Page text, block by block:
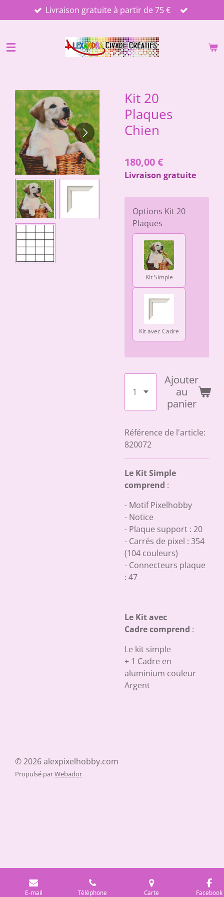
au
principal
Livraison gratuite à partir de 75 €
Kit 20
Plaques
Chien
180,00 €
Livraison gratuite
Options Kit 20
Plaques
Kit Simple
Kit avec Cadre
Ajouter
au
panier
Référence de l'article:
820072
Le Kit Simple
comprend :
- Motif Pixelhobby
- Notice
- Plaque support : 20
- Carrés de pixel : 354
(104 couleurs)
- Connecteurs plaque
: 47
Le Kit avec
Cadre comprend :
Le kit simple
+ 1 Cadre en
aluminium couleur
Argent
© 2026 alexpixelhobby.com
Propulsé parWebador
E-mail Téléphone Carte Facebook